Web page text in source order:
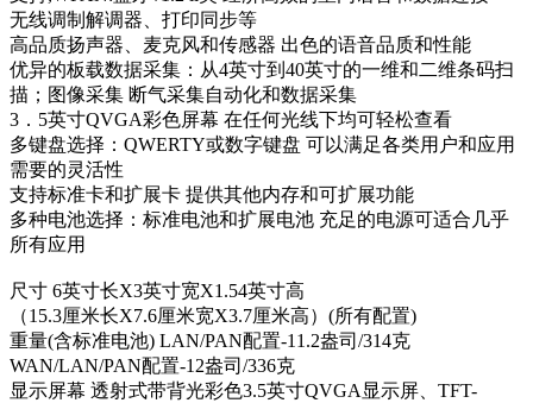
无线调制解调器、打印同步等
高品质扬声器、麦克风和传感器 出色的语音品质和性能
优异的板载数据采集：从4英寸到40英寸的一维和二维条码扫
描；图像采集 断气采集自动化和数据采集
3．5英寸QVGA彩色屏幕 在任何光线下均可轻松查看
多键盘选择：QWERTY或数字键盘 可以满足各类用户和应用
需要的灵活性
支持标准卡和扩展卡 提供其他内存和可扩展功能
多种电池选择：标准电池和扩展电池 充足的电源可适合几乎
所有应用
尺寸 6英寸长X3英寸宽X1.54英寸高
（15.3厘米长X7.6厘米宽X3.7厘米高）(所有配置)
重量(含标准电池) LAN/PAN配置-11.2盎司/314克
WAN/LAN/PAN配置-12盎司/336克
显示屏幕 透射式带背光彩色3.5英寸QVGA显示屏、TFT-